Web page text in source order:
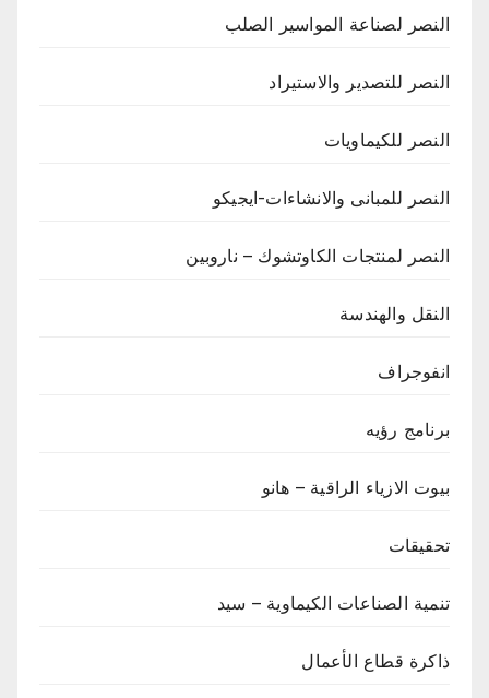
النصر لصناعة المواسير الصلب
النصر للتصدير والاستيراد
النصر للكيماويات
النصر للمبانى والانشاءات-ايجيكو
النصر لمنتجات الكاوتشوك – ناروبين
النقل والهندسة
انفوجراف
برنامج رؤيه
بيوت الازياء الراقية – هانو
تحقيقات
تنمية الصناعات الكيماوية – سيد
ذاكرة قطاع الأعمال